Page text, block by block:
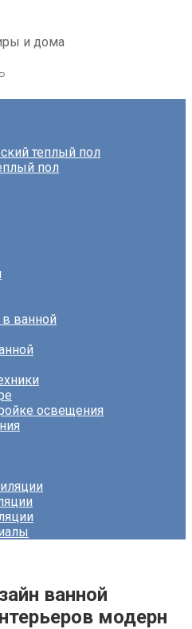
и дома
теплый пол
пол
ванной
освещения
ванной
модерн